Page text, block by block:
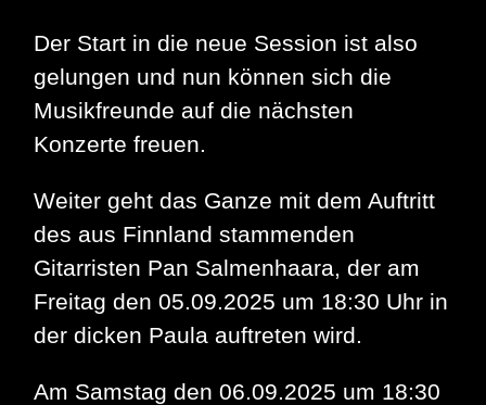
Der Start in die neue Session ist also
gelungen und nun können sich die
Musikfreunde auf die nächsten
Konzerte freuen.
Weiter geht das Ganze mit dem Auftritt
des aus Finnland stammenden
Gitarristen Pan Salmenhaara, der am
Freitag den 05.09.2025 um 18:30 Uhr in
der dicken Paula auftreten wird.
Am Samstag den 06.09.2025 um 18:30